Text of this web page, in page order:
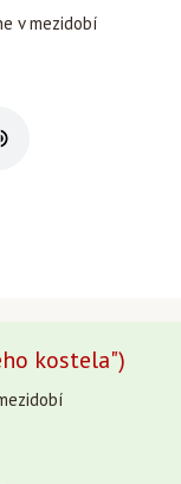
v mezidobí
kostela")